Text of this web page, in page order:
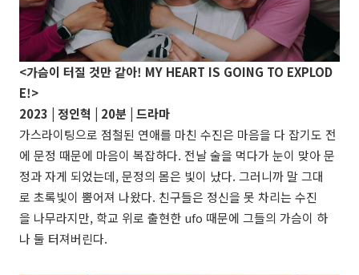
<가슴이 터질 것만 같아! MY HEART IS GOING TO EXPLOD
E!>
2023 |
정인혁
| 20분 | 드라마
가스라이팅으로 점철된 연애를 마친 수진은 마음을 다 잡기도 전
에 문정 때문에 마음이 복잡하다. 전날 술을 먹다가 눈이 맞아 문
정과 자게 되었는데, 문정의 몸은 빛이 났다. 그러니까 말 그대
로 초록빛이 뿜어져 나왔다. 친구들은 정신을 못 차리는 수진
을 나무라지만, 학교 위로 출현한 ufo 때문에 그들의 가슴이 하
나 둘 터져버린다.